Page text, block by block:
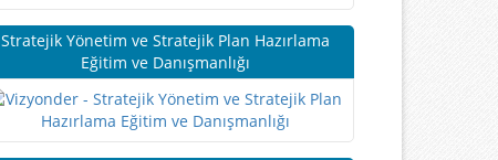
Stratejik Yönetim ve Stratejik Plan Hazırlama
Eğitim ve Danışmanlığı